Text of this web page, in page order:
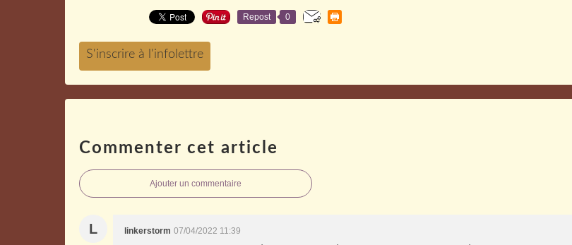
Repost 0
Commenter cet article
Ajouter un commentaire
L linkerstorm 07/04/2022 11:39